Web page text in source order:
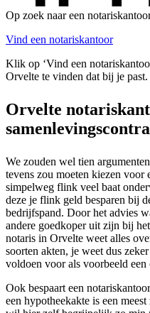
Op zoek naar een
Vind een notariskantoor
Klik op ‘Vind een
Orvelte te vinden dat bij je past.
Orvelte
We zouden wel tien
tevens zou moeten kiezen
simpelweg flink veel baat
deze je flink geld besparen bij
bedrijfspand. Door het advies
andere goedkoper uit zijn bij
notaris in Orvelte weet alles
soorten akten, je weet dus
voldoen voor als voorbeeld een
Ook bespaart een
een hypotheekakte is een